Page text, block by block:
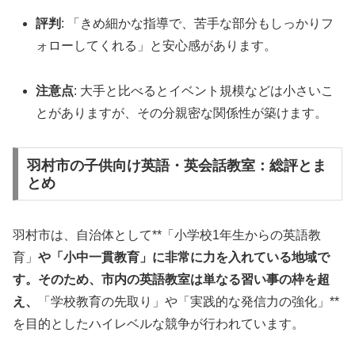
評判 : 「きめ細かな指導で、苦手な部分もしっかりフ
ォローしてくれる」と安心感があります。
注意点: 大手と比べるとイベント規模などは小さいこ
とがありますが、その分親密な関係性が築けます。
羽村市の子供向け英語・英会話教室：総評とま
とめ
羽村市は、自治体として**「小学校1年生からの英語教
育」 や「小中一貫教育」に非常に力を入れている地域で
す。そのため、市内の英語教室は単なる習い事の枠を超
え、
「学校教育の先取り」や「実践的な発信力の強化」**
を目的としたハイレベルな競争が行われています。